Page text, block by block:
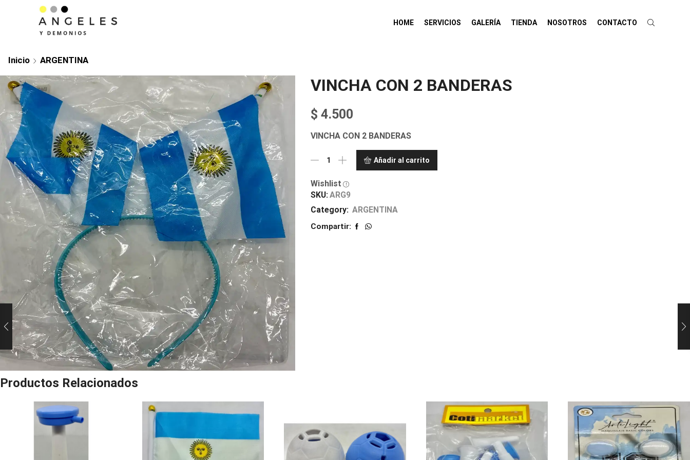
HOME SERVICIOS GALERÍA TIENDA NOSOTROS CONTACTO
Inicio ARGENTINA
VINCHA CON 2 BANDERAS
$ 4.500
VINCHA CON 2 BANDERAS
Añadir al carrito
Wishlist
SKU: ARG9
Category: ARGENTINA
Compartir:
Productos Relacionados